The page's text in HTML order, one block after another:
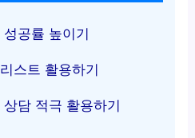
공률 높이기
스트 활용하기
담 적극 활용하기